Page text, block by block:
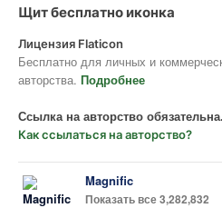
Щит бесплатно иконка
Лицензия Flaticon
Бесплатно для личных и
авторства. Подробнее
Ссылка на авторство обязательна.
Как ссылаться на авторство?
Magnific
Показать все 3,282,832